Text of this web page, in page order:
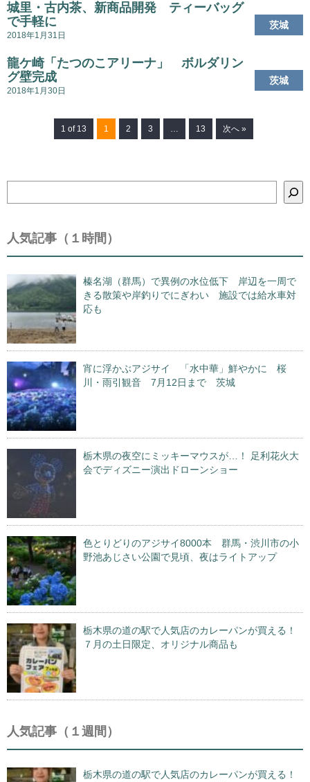
茨城
城里・古内茶、新商品開発 ティーバッグ
で手軽に
2018年1月31日
茨城
龍ケ崎「たつのこアリーナ」 ボルダリン
グ壁完成
2018年1月30日
1 of 13 1 2 3 … 13 次へ »
索
人気記事（１時間）
榛名湖（群馬）で異例の水位低下 岸辺を一周で
きる散策や岸釣りでにぎわい 施設では給水車対
応も
宵に浮かぶアジサイ 「水中華」鮮やかに 桜
川・雨引観音 7月12日まで 茨城
栃木県の夜空にミッキーマウスが…！ 足利花火大
会でディズニー演出ドローンショー
色とりどりのアジサイ8000本 群馬・渋川市の小
野池あじさい公園で見頃、夜はライトアップ
栃木県の道の駅で人気店のカレーパンが買える！
７月の土日限定、オリジナル商品も
人気記事（１週間）
栃木県の道の駅で人気店のカレーパンが買える！